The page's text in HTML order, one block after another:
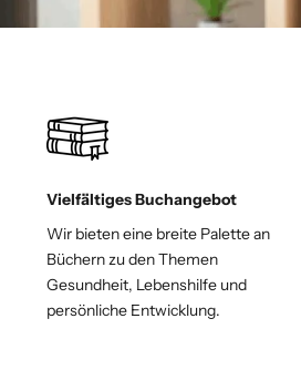
Vielfältiges Buchangebot
Wir bieten eine breite Palette an
Büchern zu den Themen
Gesundheit, Lebenshilfe und
persönliche Entwicklung.